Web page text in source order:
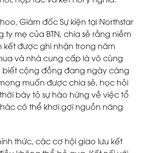
Giám đốc Sự kiện tại Northstar
ty mẹ của BTN, chia sẻ rằng niềm
kết được ghi nhận trong năm
và nhà cung cấp là vô cùng
cộng đồng đang ngày càng
muốn được chia sẻ, học hỏi
bày tỏ sự hào hứng về việc tổ
có thể khơi gợi nguồn năng
thức, các cơ hội giao lưu kết